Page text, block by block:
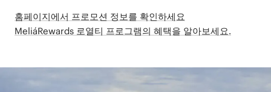
홈페이지에서 프로모션 정보를 확인하세요
MeliáRewards 로열티 프로그램의 혜택을 알아보세요.